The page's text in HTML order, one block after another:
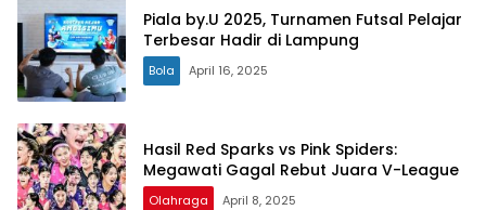
Piala by.U 2025, Turnamen Futsal Pelajar
Terbesar Hadir di Lampung
Bola April 16, 2025
Hasil Red Sparks vs Pink Spiders:
Megawati Gagal Rebut Juara V-League
Olahraga April 8, 2025